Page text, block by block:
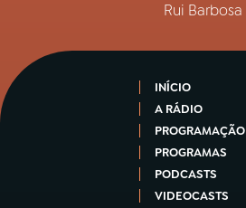
Rui Barbosa
INÍCIO
A RÁDIO
PROGRAMAÇÃO
PROGRAMAS
PODCASTS
VIDEOCASTS